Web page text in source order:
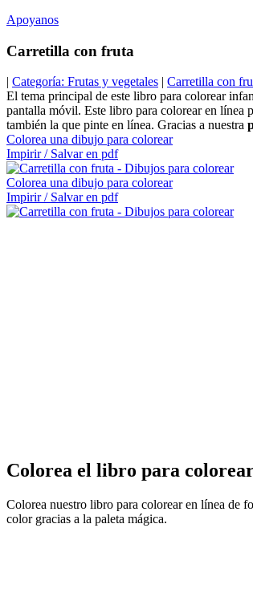
Apoyanos
Carretilla con fruta
| Categoría: Frutas y vegetales | Carretilla con
El tema principal de este libro para colorear
pantalla móvil. Este libro para colorear en línea
también la que pinte en línea. Gracias a nuestra
Colorea una dibujo para colorear
Impirir / Salvar en pdf
Colorea una dibujo para colorear
Impirir / Salvar en pdf
Colorea el libro para
Colorea nuestro libro para colorear en línea de
color gracias a la paleta mágica.